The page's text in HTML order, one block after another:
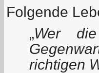
Folgende
„Wer
richtigen